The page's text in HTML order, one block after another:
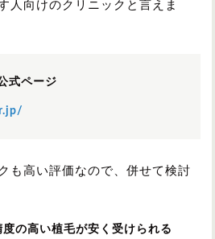
人向けのクリニックと言えま
式ページ
も高い評価なので、併せて検討
度の高い植毛が安く受けられる